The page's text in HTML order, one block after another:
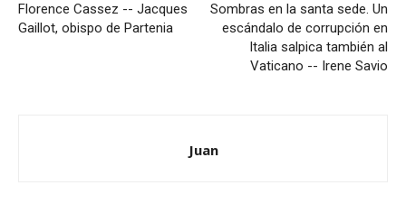
Florence Cassez -- Jacques
Gaillot, obispo de Partenia
Sombras en la santa sede. Un
escándalo de corrupción en
Italia salpica también al
Vaticano -- Irene Savio
Juan